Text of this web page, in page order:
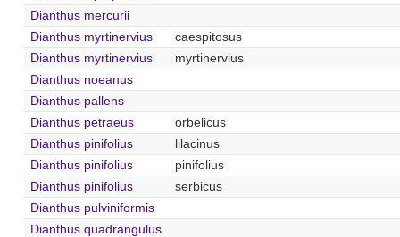
Dianthus mercurii
Dianthus myrtinervius
caespitosus
Dianthus myrtinervius
myrtinervius
Dianthus noeanus
Dianthus pallens
Dianthus petraeus
orbelicus
Dianthus pinifolius
lilacinus
Dianthus pinifolius
pinifolius
Dianthus pinifolius
serbicus
Dianthus pulviniformis
Dianthus quadrangulus